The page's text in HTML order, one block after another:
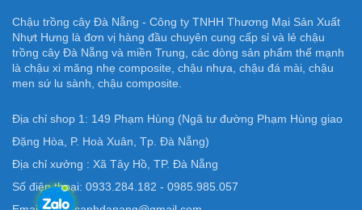
Chậu trồng cây Đà Nẵng - Công ty TNHH Thương Mại Sản Xuất
Nhựt Hưng là đơn vị hàng đầu chuyên cung cấp sỉ và lẻ chậu
trồng cây Đà Nẵng và miền Trung, các dòng sản phẩm thế mạnh
là chậu xi măng nhẹ composite, chậu nhựa, chậu đá mài, chậu
men sứ lu sành, chậu composite.
Địa chỉ shop 1: 149 Phạm Hùng (Ngã tư đường Phạm Hùng giao
Đặng Hòa, P. Hoà Xuân, Tp. Đà Nẵng)
Địa chỉ xưởng : Xã Tây Hồ, TP. Đà Nẵng
Số điện thoại: 0933.284.182 - 0985.985.057